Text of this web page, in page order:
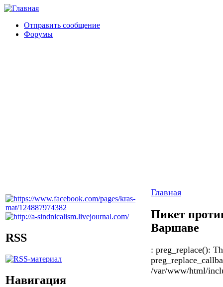
Отправить сообщение
Форумы
RSS
Навигация
Главная
Пикет
Варшаве
: preg_replace():
/var/www/html/